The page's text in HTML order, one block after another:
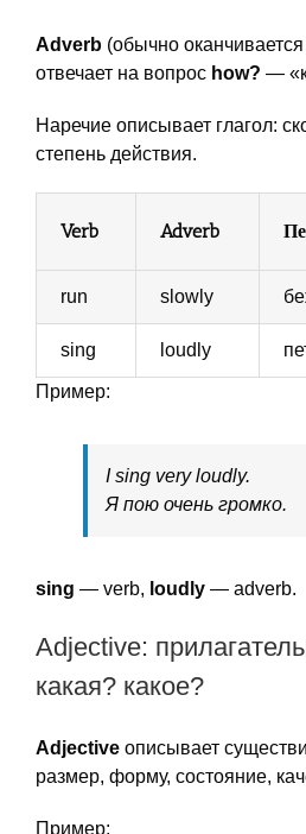
Adverb (обычно
отвечает на вопрос how? —
Наречие описывает глагол:
степень действия.
Verb Adverb
run slowly
sing loudly
Пример:
I sing very loudly.
Я пою очень громко.
sing — verb, loudly — adverb.
Adjective:
какая? какое?
Adjective описывает
размер, форму, состояние,
Пример: